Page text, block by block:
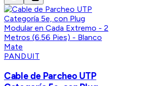
PANDUIT
Cable de Parcheo UTP